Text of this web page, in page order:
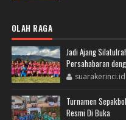
OLAH RAGA
Jadi Ajang
Persahabaran
suarakerinci.id
Turnamen
Resmi Di Buka